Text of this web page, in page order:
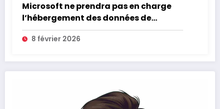
Microsoft ne prendra pas en charge
l’hébergement des données de
l’Assurance Maladie
8 février 2026